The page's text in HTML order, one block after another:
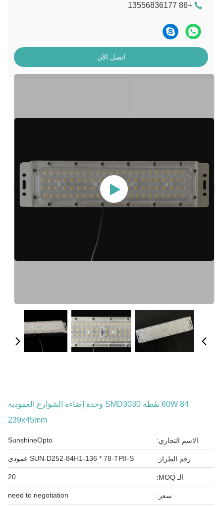
+86 13556836177
اتصل الآن
60W 84 نقطة SMD3030 وحدة إضاءة الشوارع العمودية
239x45mm
الاسم التجاري: SunshineOpto
رقم الطراز: SUN-D252-84H1-136 * 78-TPII-S عمودي
الـ MOQ: 20
سعر: need to negotiation